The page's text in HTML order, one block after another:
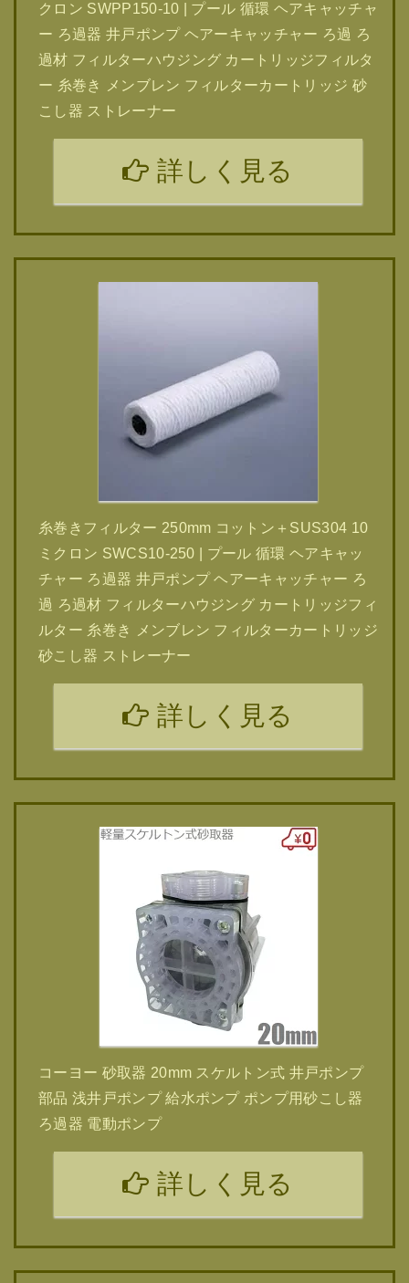
クロン SWPP150-10 | プール 循環 ヘアキャッチャ
ー ろ過器 井戸ポンプ ヘアーキャッチャー ろ過 ろ
過材 フィルターハウジング カートリッジフィルタ
ー 糸巻き メンブレン フィルターカートリッジ 砂
こし器 ストレーナー
詳しく見る
糸巻きフィルター 250mm コットン＋SUS304 10
ミクロン SWCS10-250 | プール 循環 ヘアキャッ
チャー ろ過器 井戸ポンプ ヘアーキャッチャー ろ
過 ろ過材 フィルターハウジング カートリッジフィ
ルター 糸巻き メンブレン フィルターカートリッジ
砂こし器 ストレーナー
詳しく見る
コーヨー 砂取器 20mm スケルトン式 井戸ポンプ
部品 浅井戸ポンプ 給水ポンプ ポンプ用砂こし器
ろ過器 電動ポンプ
詳しく見る